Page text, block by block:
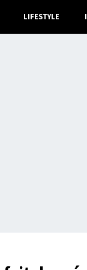
LIFESTYLE